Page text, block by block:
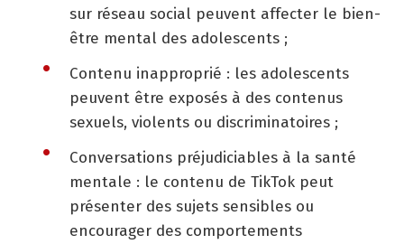
sur réseau social peuvent affecter le bien-
être mental des adolescents ;
Contenu inapproprié : les adolescents
peuvent être exposés à des contenus
sexuels, violents ou discriminatoires ;
Conversations préjudiciables à la santé
mentale : le contenu de TikTok peut
présenter des sujets sensibles ou
encourager des comportements